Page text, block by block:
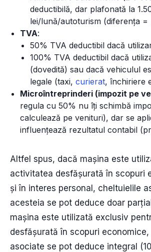
deductibilă, dar plafonată la
lei/lună/autoturism (diferența =
TVA:
50% TVA deductibil dacă
100% TVA deductibil dacă
(dovedită) sau dacă vehiculul
legale (taxi, curierat, închiriere
Microîntreprinderi (impozit pe
regula cu 50% nu îți schimbă
calculează pe venituri), dar se
influențează rezultatul contabil
Altfel spus, dacă mașina este
activitatea desfășurată în scopuri
și în interes personal, cheltuielile
acesteia se pot deduce doar
mașina este utilizată exclusiv
desfășurată în scopuri
asociate se pot deduce integral